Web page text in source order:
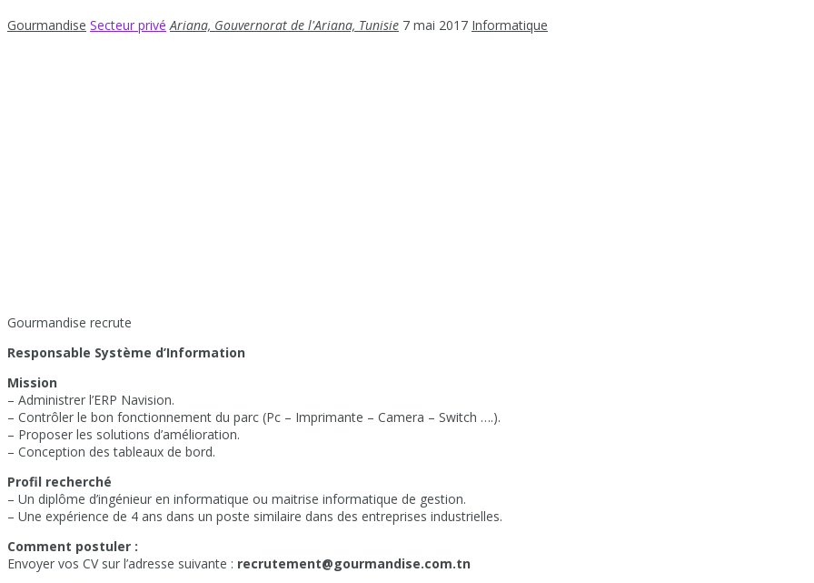
Gourmandise Secteur privé Ariana, Gouvernorat de l'Ariana, Tunisie 7 mai 2017 Informatique
Gourmandise recrute
Responsable Système d’Information
Mission
– Administrer l’ERP Navision.
– Contrôler le bon fonctionnement du parc (Pc – Imprimante – Camera – Switch ….).
– Proposer les solutions d’amélioration.
– Conception des tableaux de bord.
Profil recherché
– Un diplôme d’ingénieur en informatique ou maitrise informatique de gestion.
– Une expérience de 4 ans dans un poste similaire dans des entreprises industrielles.
Comment postuler :
Envoyer vos CV sur l’adresse suivante : recrutement@gourmandise.com.tn